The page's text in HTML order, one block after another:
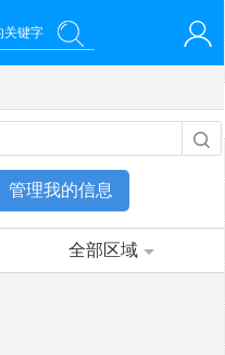
南西部新城社区新媒体综
网站
快速登录
管理我的信息
全部区域